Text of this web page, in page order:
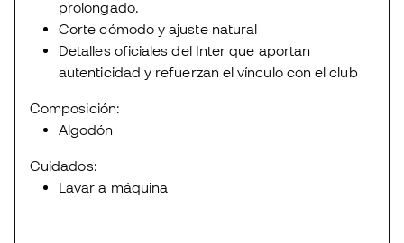
prolongado.
Corte cómodo y ajuste natural
Detalles oficiales del Inter que aportan
autenticidad y refuerzan el vínculo con el club
Composición:
Algodón
Cuidados:
Lavar a máquina